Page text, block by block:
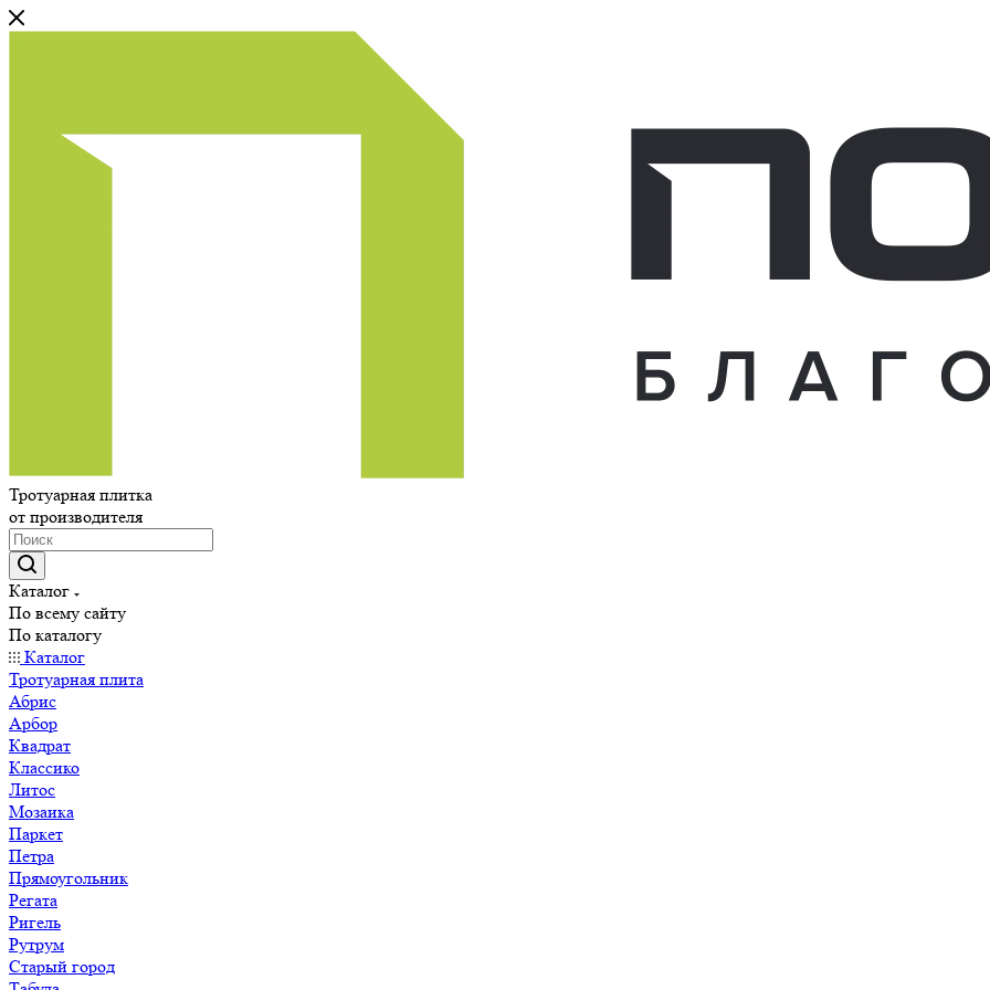
Тротуарная плитка
от производителя
Каталог
По всему сайту
По каталогу
Каталог
Тротуарная плита
Абрис
Арбор
Квадрат
Классико
Литос
Мозаика
Паркет
Петра
Прямоугольник
Регата
Ригель
Рутрум
Старый город